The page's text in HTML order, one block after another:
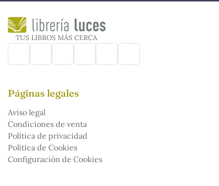
TUS LIBROS MÁS CERCA
Páginas legales
Aviso legal
Condiciones de venta
Política de privacidad
Política de Cookies
Configuración de Cookies